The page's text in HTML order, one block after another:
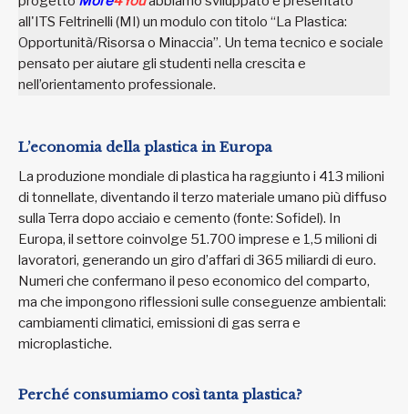
all'ITS Feltrinelli (MI) un modulo con titolo “La Plastica:
Opportunità/Risorsa o Minaccia”. Un tema tecnico e sociale
pensato per aiutare gli studenti nella crescita e
nell’orientamento professionale.
L’economia della plastica in Europa
La produzione mondiale di plastica ha raggiunto i 413 milioni
di tonnellate, diventando il terzo materiale umano più diffuso
sulla Terra dopo acciaio e cemento (fonte: Sofidel). In
Europa, il settore coinvolge 51.700 imprese e 1,5 milioni di
lavoratori, generando un giro d’affari di 365 miliardi di euro.
Numeri che confermano il peso economico del comparto,
ma che impongono riflessioni sulle conseguenze ambientali:
cambiamenti climatici, emissioni di gas serra e
microplastiche.
Perché consumiamo così tanta plastica?